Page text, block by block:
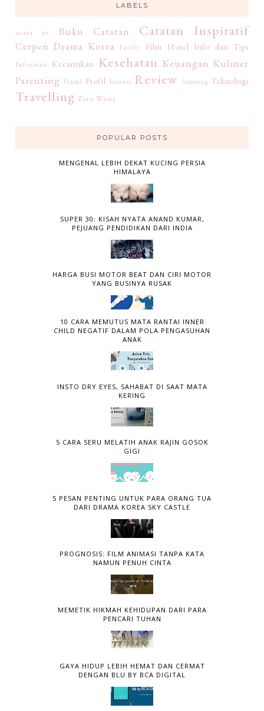
LABELS
acara tv Buku Catatan Catatan Inspiratif
Cerpen Drama Korea Family Film Hotel Info dan Tips
Informasi Kecantikan Kesehatan Keuangan Kuliner
Parenting Ponsel Profil Resensi Review Samsung Teknologi
Travelling Zero Waste
POPULAR POSTS
MENGENAL LEBIH DEKAT KUCING PERSIA
HIMALAYA
SUPER 30: KISAH NYATA ANAND KUMAR,
PEJUANG PENDIDIKAN DARI INDIA
HARGA BUSI MOTOR BEAT DAN CIRI MOTOR
YANG BUSINYA RUSAK
10 CARA MEMUTUS MATA RANTAI INNER
CHILD NEGATIF DALAM POLA PENGASUHAN
ANAK
INSTO DRY EYES, SAHABAT DI SAAT MATA
KERING
5 CARA SERU MELATIH ANAK RAJIN GOSOK
GIGI
5 PESAN PENTING UNTUK PARA ORANG TUA
DARI DRAMA KOREA SKY CASTLE
PROGNOSIS: FILM ANIMASI TANPA KATA
NAMUN PENUH CINTA
MEMETIK HIKMAH KEHIDUPAN DARI PARA
PENCARI TUHAN
GAYA HIDUP LEBIH HEMAT DAN CERMAT
DENGAN BLU BY BCA DIGITAL